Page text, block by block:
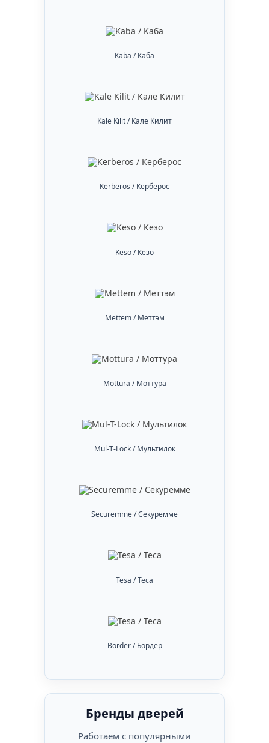
Kaba / Каба
Kale Kilit / Кале Килит
Kerberos / Керберос
Keso / Кезо
Mettem / Меттэм
Mottura / Моттура
Mul-T-Lock / Мультилок
Securemme / Секуремме
Tesa / Теса
Border / Бордер
Бренды дверей
Работаем с популярными